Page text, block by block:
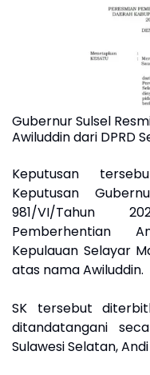
Gubernur Sulsel
Awiluddin dari DPRD
‎Keputusan
Keputusan
981/VI/Tahun
Pemberhentian
Kepulauan Selayar
atas nama Awiluddin.
‎SK tersebut
ditandatangani
Sulawesi Selatan,